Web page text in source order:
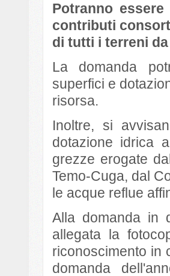
Potranno
contributi
di tutti i terreni
La domanda
superfici e
risorsa.
Inoltre, si
dotazione idrica
grezze erogate
Temo-Cuga, dal
le acque reflue
Alla domanda in
allegata la
riconoscimento in
domanda